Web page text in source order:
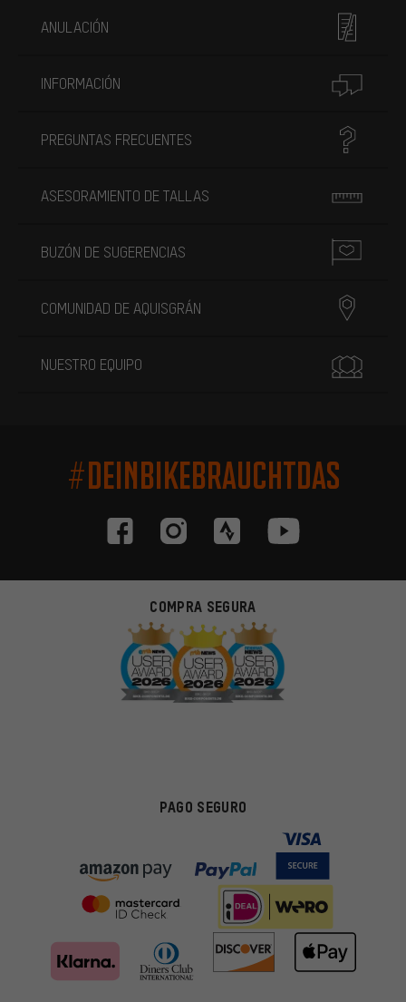
ANULACIÓN
INFORMACIÓN
PREGUNTAS FRECUENTES
ASESORAMIENTO DE TALLAS
BUZÓN DE SUGERENCIAS
COMUNIDAD DE AQUISGRÁN
NUESTRO EQUIPO
#DEINBIKEBRAUCHTDAS
COMPRA SEGURA
PAGO SEGURO